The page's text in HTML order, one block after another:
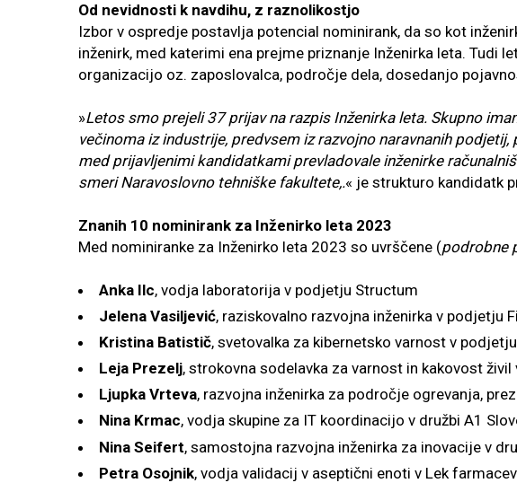
Od nevidnosti k navdihu, z raznolikostjo
Izbor v ospredje postavlja potencial nominirank, da so kot
inženirk, med katerimi ena prejme priznanje Inženirka leta.
organizacijo oz. zaposlovalca, področje dela, dosedanjo
»Letos smo prejeli 37 prijav na razpis Inženirka leta. Skupno
večinoma iz industrije, predvsem iz razvojno naravnanih
med prijavljenimi kandidatkami prevladovale inženirke
smeri Naravoslovno tehniške fakultete,.« je strukturo kandidatk
Znanih 10 nominirank za Inženirko leta 2023
Med nominiranke za Inženirko leta 2023 so uvrščene (podrobne
Anka Ilc, vodja laboratorija v podjetju Structum
Jelena Vasiljević, raziskovalno razvojna inženirka v podjetju
Kristina Batistič, svetovalka za kibernetsko varnost v
Leja Prezelj, strokovna sodelavka za varnost in kakovost
Ljupka Vrteva, razvojna inženirka za področje ogrevanja,
Nina Krmac, vodja skupine za IT koordinacijo v družbi A1
Nina Seifert, samostojna razvojna inženirka za inovacije v
Petra Osojnik, vodja validacij v aseptični enoti v Lek